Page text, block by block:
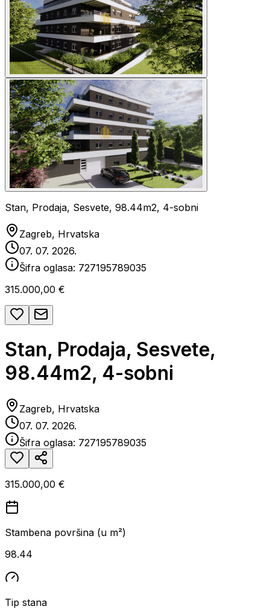
Stan, Prodaja, Sesvete, 98.44m2, 4-sobni
Zagreb, Hrvatska
07. 07. 2026.
Šifra oglasa: 727195789035
315.000,00 €
Stan, Prodaja, Sesvete,
98.44m2, 4-sobni
Zagreb, Hrvatska
07. 07. 2026.
Šifra oglasa: 727195789035
315.000,00 €
Stambena površina (u m²)
98.44
Tip stana